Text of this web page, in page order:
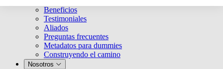
Beneficios
Testimoniales
Aliados
Preguntas frecuentes
Metadatos para dummies
Construyendo el camino
Nosotros